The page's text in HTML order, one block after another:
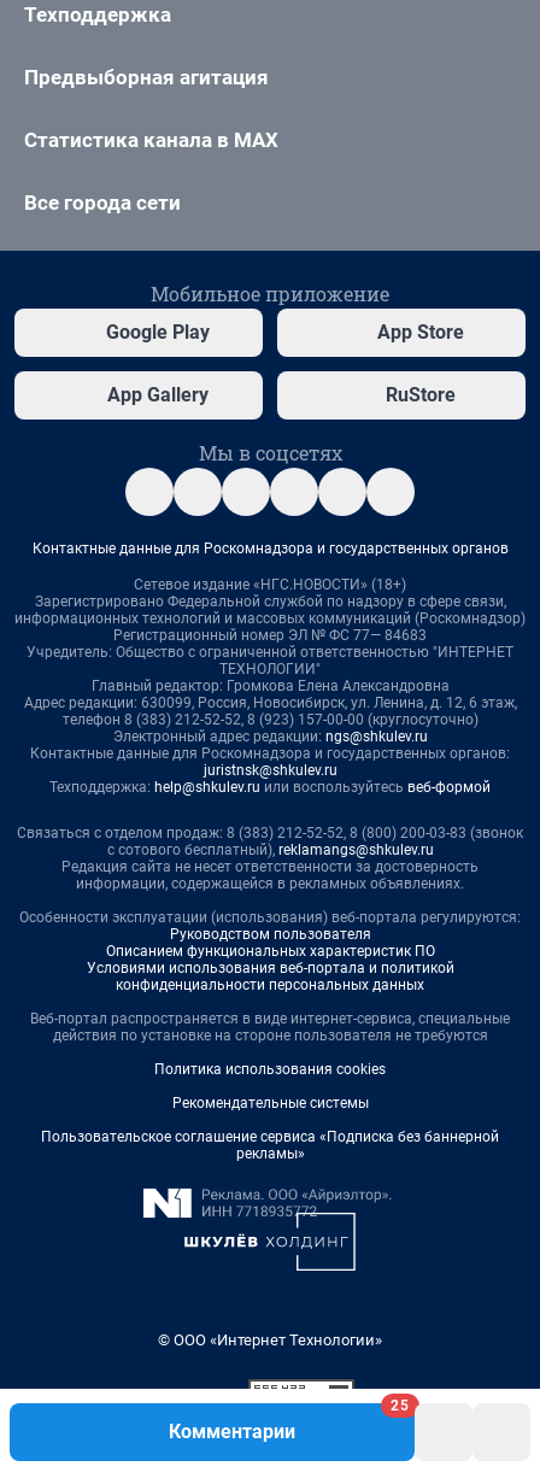
Комментарии
25
Техподдержка
Предвыборная агитация
Статистика канала в MAX
Все города сети
Мобильное приложение
Google Play App Store
App Gallery RuStore
Мы в соцсетях
Контактные данные для Роскомнадзора и государственных органов
Сетевое издание «НГС.НОВОСТИ» (18+)
Зарегистрировано Федеральной службой по надзору в сфере связи,
информационных технологий и массовых коммуникаций (Роскомнадзор)
Регистрационный номер ЭЛ № ФС 77— 84683
Учредитель: Общество с ограниченной ответственностью "ИНТЕРНЕТ
ТЕХНОЛОГИИ"
Главный редактор: Громкова Елена Александровна
Адрес редакции: 630099, Россия, Новосибирск, ул. Ленина, д. 12, 6 этаж,
телефон 8 (383) 212-52-52, 8 (923) 157-00-00 (круглосуточно)
Электронный адрес редакции: ngs@shkulev.ru
Контактные данные для Роскомнадзора и государственных органов:
juristnsk@shkulev.ru
Техподдержка: help@shkulev.ru или воспользуйтесь веб-формой
Связаться с отделом продаж: 8 (383) 212-52-52, 8 (800) 200-03-83 (звонок
с сотового бесплатный), reklamangs@shkulev.ru
Редакция сайта не несет ответственности за достоверность
информации, содержащейся в рекламных объявлениях.
Особенности эксплуатации (использования) веб-портала регулируются:
Руководством пользователя
Описанием функциональных характеристик ПО
Условиями использования веб-портала и политикой
конфиденциальности персональных данных
Веб-портал распространяется в виде интернет-сервиса, специальные
действия по установке на стороне пользователя не требуются
Политика использования cookies
Рекомендательные системы
Пользовательское соглашение сервиса «Подписка без баннерной
рекламы»
© ООО «Интернет Технологии»